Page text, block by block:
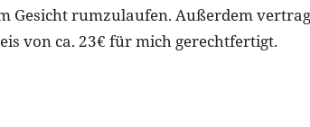
Gesicht rumzulaufen. Außerdem
von ca. 23€ für mich gerechtfertigt.